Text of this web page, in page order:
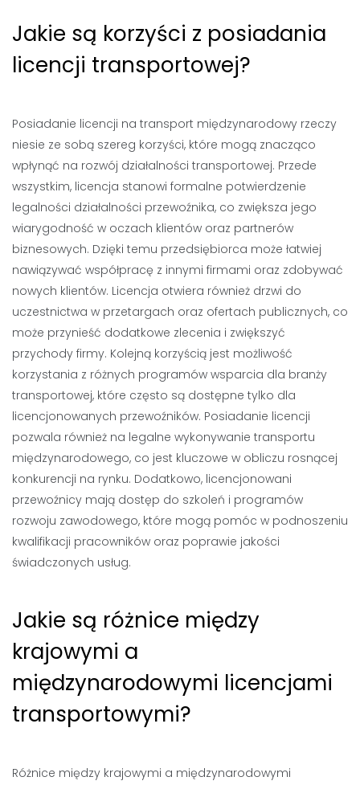
Jakie są korzyści z posiadania
licencji transportowej?
Posiadanie licencji na transport międzynarodowy rzeczy
niesie ze sobą szereg korzyści, które mogą znacząco
wpłynąć na rozwój działalności transportowej. Przede
wszystkim, licencja stanowi formalne potwierdzenie
legalności działalności przewoźnika, co zwiększa jego
wiarygodność w oczach klientów oraz partnerów
biznesowych. Dzięki temu przedsiębiorca może łatwiej
nawiązywać współpracę z innymi firmami oraz zdobywać
nowych klientów. Licencja otwiera również drzwi do
uczestnictwa w przetargach oraz ofertach publicznych, co
może przynieść dodatkowe zlecenia i zwiększyć
przychody firmy. Kolejną korzyścią jest możliwość
korzystania z różnych programów wsparcia dla branży
transportowej, które często są dostępne tylko dla
licencjonowanych przewoźników. Posiadanie licencji
pozwala również na legalne wykonywanie transportu
międzynarodowego, co jest kluczowe w obliczu rosnącej
konkurencji na rynku. Dodatkowo, licencjonowani
przewoźnicy mają dostęp do szkoleń i programów
rozwoju zawodowego, które mogą pomóc w podnoszeniu
kwalifikacji pracowników oraz poprawie jakości
świadczonych usług.
Jakie są różnice między
krajowymi a
międzynarodowymi licencjami
transportowymi?
Różnice między krajowymi a międzynarodowymi